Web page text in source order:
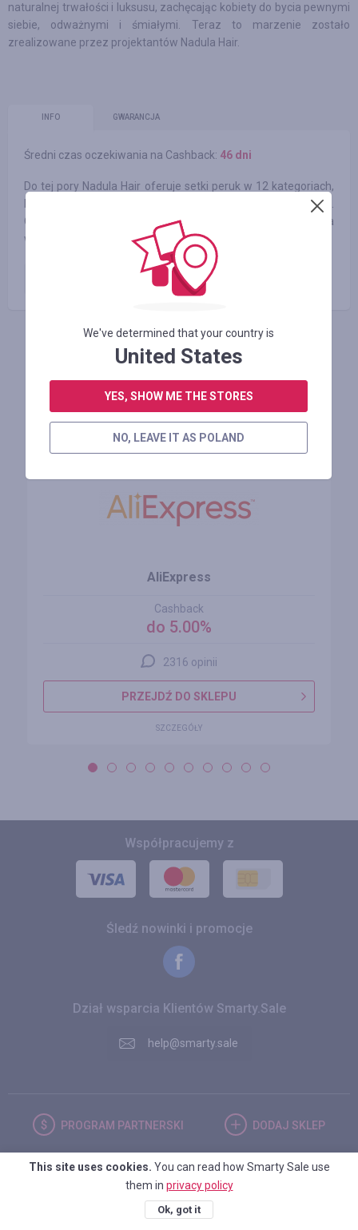
naturalnej trwałości i luksusu, zachęcając kobiety do bycia pewnymi
siebie, odważnymi i śmiałymi. Teraz to marzenie zostało
zrealizowane przez projektantów Nadula Hair.
INFO GWARANCJA
Średni czas oczekiwania na Cashback: 46 dni
Do tej pory Nadula Hair oferuje setki peruk w 12 kategoriach,
które spełniają indywidualne potrzeby różnych kobiet.
Obecnie Nadula Hair można znaleźć w ponad 50 krajach na
wszystkich kontynentach świata.
Zamówienie opłacone
ZALOGUJ SIĘ, ŻEBY ZOSTAWIĆ OPINIĘ
Podobne sklepy
AliExpress
Cashback
do 5.00%
2316 opinii
PRZEJDŹ DO SKLEPU
SZCZEGÓŁY
Współpracujemy z
Śledź nowinki i promocje
Dział wsparcia Klientów Smarty.Sale
help@smarty.sale
PROGRAM PARTNERSKI DODAJ SKLEP
POLSKA
This site uses cookies. You can read how Smarty Sale use
them in privacy policy
Ok, got it
We've determined that your country is
United States
YES, SHOW ME THE STORES
NO, LEAVE IT AS POLAND